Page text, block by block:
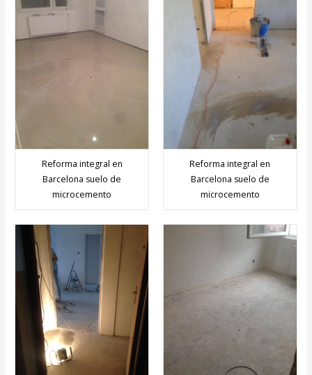
Reforma integral en
Barcelona suelo de
microcemento
Reforma integral en
Barcelona suelo de
microcemento